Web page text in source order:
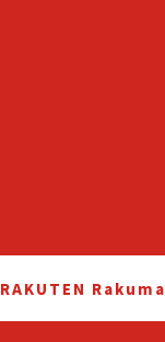
RAKUTEN Rakuma